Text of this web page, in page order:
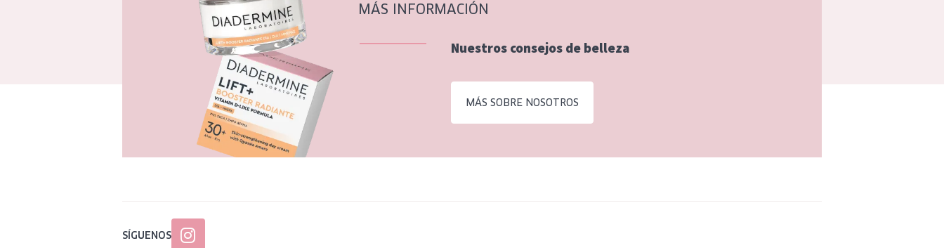
MÁS INFORMACIÓN
Nuestros consejos de belleza
MÁS SOBRE NOSOTROS
SÍGUENOS